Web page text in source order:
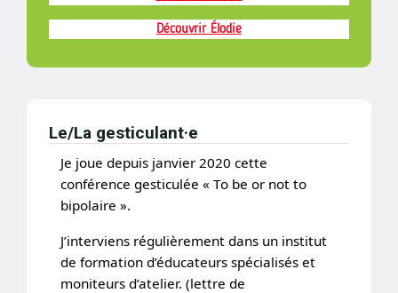
Découvrir Élodie
Le/La gesticulant·e
Je joue depuis janvier 2020 cette
conférence gesticulée « To be or not to
bipolaire ».
J’interviens régulièrement dans un institut
de formation d’éducateurs spécialisés et
moniteurs d’atelier. (lettre de